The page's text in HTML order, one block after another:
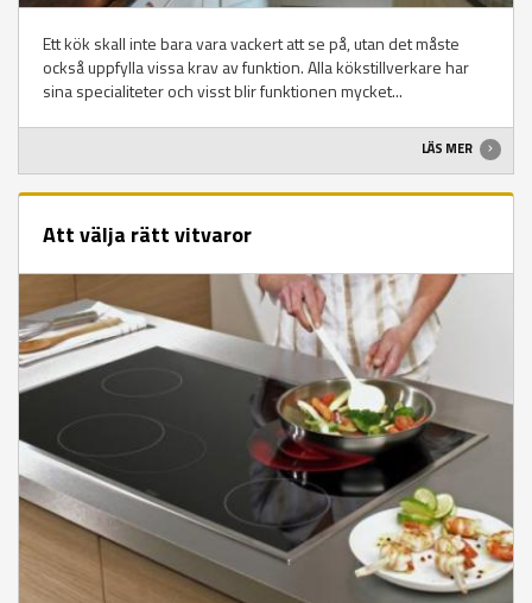
Ett kök skall inte bara vara vackert att se på, utan det måste
också uppfylla vissa krav av funktion. Alla kökstillverkare har
sina specialiteter och visst blir funktionen mycket...
LÄS MER
Att välja rätt vitvaror